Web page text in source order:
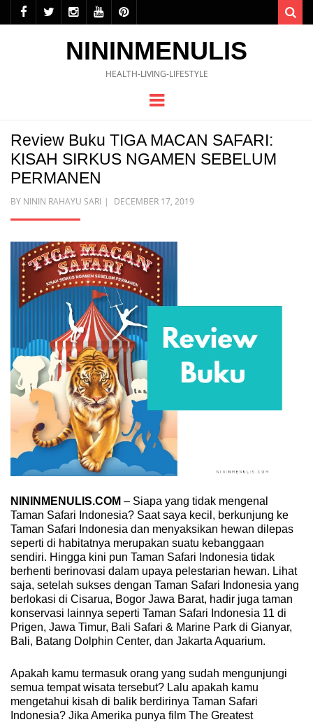
NININMENULIS
HEALTH-LIVING-LIFESTYLE
Menu
Review Buku TIGA MACAN SAFARI:
KISAH SIRKUS NGAMEN SEBELUM
PERMANEN
BY NININ RAHAYU SARI
POSTED
DECEMBER 17, 2019
NININMENULIS.COM – Siapa yang tidak mengenal
Taman Safari Indonesia? Saat saya kecil, berkunjung ke
Taman Safari Indonesia dan menyaksikan hewan dilepas
seperti di habitatnya merupakan suatu kebanggaan
sendiri. Hingga kini pun Taman Safari Indonesia tidak
berhenti berinovasi dalam upaya pelestarian hewan. Lihat
saja, setelah sukses dengan Taman Safari Indonesia yang
berlokasi di Cisarua, Bogor Jawa Barat, hadir juga taman
konservasi lainnya seperti Taman Safari Indonesia 11 di
Prigen, Jawa Timur, Bali Safari & Marine Park di Gianyar,
Bali, Batang Dolphin Center, dan Jakarta Aquarium.
Apakah kamu termasuk orang yang sudah mengunjungi
semua tempat wisata tersebut? Lalu apakah kamu
mengetahui kisah di balik berdirinya Taman Safari
Indonesia? Jika Amerika punya film The Greatest